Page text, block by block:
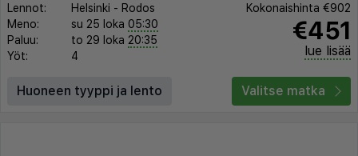
Lennot: Helsinki - Rodos
Meno:
su 25 loka 05:30
Paluu:
to 29 loka 20:35
Yöt:
4
Kokonaishinta €902
€451
lue lisää
Huoneen tyyppi ja lento Valitse matka